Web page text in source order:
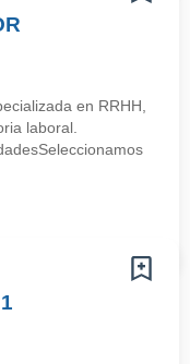
en RRHH,
laboral.